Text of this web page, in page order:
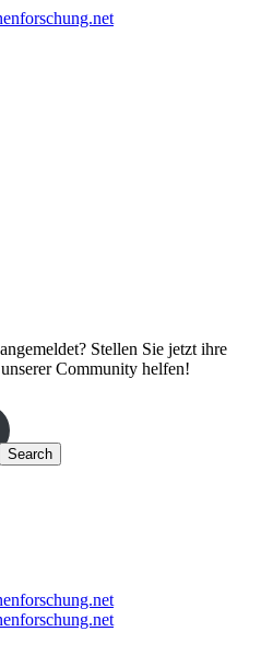
Stellen Sie jetzt ihre
Community helfen!
Search